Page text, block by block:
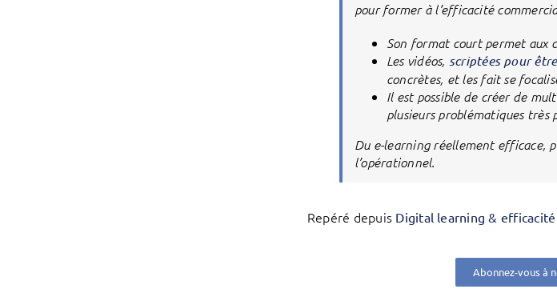
pour former à l’efficacité
Son format court permet aux
Les vidéos, scriptées pour
concrètes, et les fait se
Il est possible de créer de
plusieurs problématiques très
Du e-learning réellement efficace,
l’opérationnel.
Repéré depuis Digital learning &
Abonnez-vous à